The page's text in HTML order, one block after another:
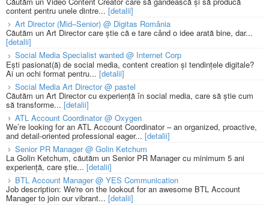
content pentru unele dintre... [detalii]
Art Director (Mid–Senior) @ Digitas România
Căutăm un Art Director care știe că e tare când o idee arată bine, dar...
[detalii]
Social Media Specialist wanted @ Internet Corp
Ești pasionat(ă) de social media, content creation și tendințele digitale?
Ai un ochi format pentru... [detalii]
Social Media Art Director @ pastel
Căutăm un Art Director cu experiență în social media, care să știe cum
să transforme... [detalii]
ATL Account Coordinator @ Oxygen
We’re looking for an ATL Account Coordinator – an organized, proactive,
and detail-oriented professional eager... [detalii]
Senior PR Manager @ Golin Ketchum
La Golin Ketchum, căutăm un Senior PR Manager cu minimum 5 ani
experiență, care știe... [detalii]
BTL Account Manager @ YES Communication
Job description: We're on the lookout for an awesome BTL Account
Manager to join our vibrant... [detalii]